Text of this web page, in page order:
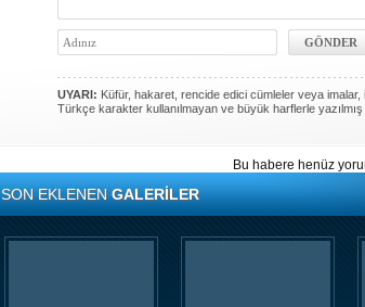
UYARI: Küfür, hakaret, rencide edici cümleler veya imalar,
Türkçe karakter kullanılmayan ve büyük harflerle
Bu habere henüz
SON EKLENENGALERİLER